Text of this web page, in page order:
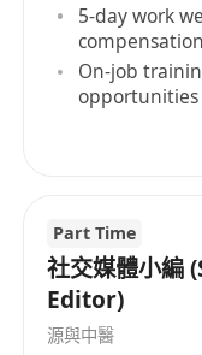
5-day work
compensation
On-job
opportunities
Part Time
社交媒體小編
Editor)
源與中醫